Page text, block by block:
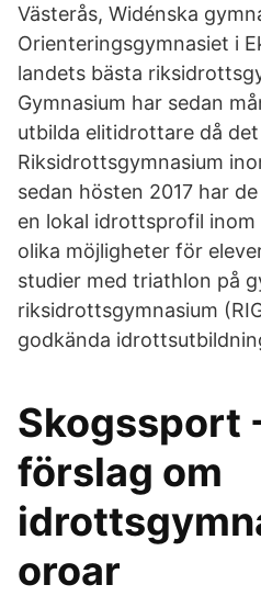
Västerås, Widénska
Orienteringsgymnasiet i
landets bästa
Gymnasium har sedan
utbilda elitidrottare då
Riksidrottsgymnasium
sedan hösten 2017 har
en lokal idrottsprofil
olika möjligheter för
studier med triathlon på
riksidrottsgymnasium
godkända
Skogssport
förslag om
oroar